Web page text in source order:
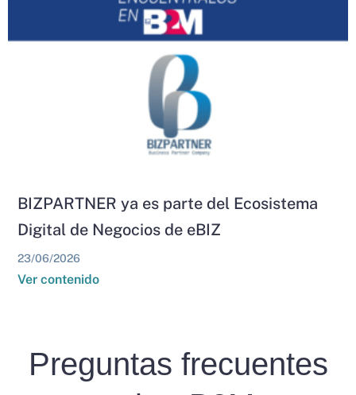
BIZPARTNER ya es parte del Ecosistema
Digital de Negocios de eBIZ
23/06/2026
Ver contenido
Preguntas frecuentes